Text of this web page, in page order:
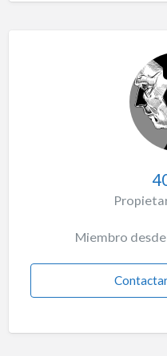
Miembro